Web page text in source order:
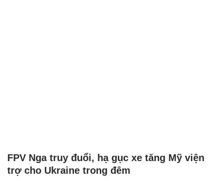
FPV Nga truy đuổi, hạ gục xe tăng Mỹ viện
trợ cho Ukraine trong đêm